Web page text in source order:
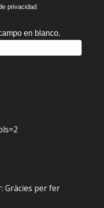
privacidad.
en blanco.
Gràcies per fer